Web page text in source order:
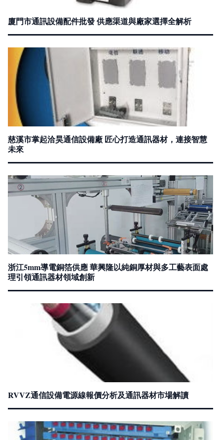
廈門市通訊設備配件批發 供應渠道與廠家選擇全解析
慈溪市掌起洽昊通信設備廠 匠心打造通訊器材，連接智慧
未來
浙江5mm導電銅箔供應 華興隆以純銅厚材與多工藝表面處
理引領通訊器材領域創新
RVVZ通信設備電源線報價分析及通訊器材市場解讀